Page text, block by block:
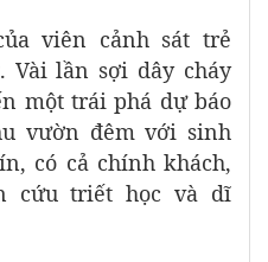
viên cảnh sát trẻ
Vài lần sợi dây cháy
một trái phá dự báo
vườn đêm với sinh
có cả chính khách,
cứu triết học và dĩ